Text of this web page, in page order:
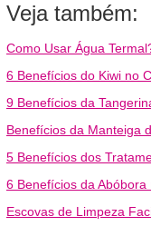
Veja também:
Como Usar Água
6 Benefícios do Kiwi no
9 Benefícios da
Benefícios da Manteiga
5 Benefícios dos
6 Benefícios da Abóbora
Escovas de Limpeza